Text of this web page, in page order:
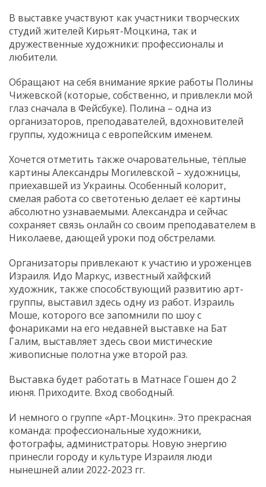
В выставке участвуют как участники творческих
студий жителей Кирьят-Моцкина, так и
дружественные художники: профессионалы и
любители.
Обращают на себя внимание яркие работы Полины
Чижевской (которые, собственно, и привлекли мой
глаз сначала в Фейсбуке). Полина – одна из
организаторов, преподавателей, вдохновителей
группы, художница с европейским именем.
Хочется отметить также очаровательные, тёплые
картины Александры Могилевской – художницы,
приехавшей из Украины. Особенный колорит,
смелая работа со светотенью делает её картины
абсолютно узнаваемыми. Александра и сейчас
сохраняет связь онлайн со своим преподавателем в
Николаеве, дающей уроки под обстрелами.
Организаторы привлекают к участию и уроженцев
Израиля. Идо Маркус, известный хайфский
художник, также способствующий развитию арт-
группы, выставил здесь одну из работ. Израиль
Моше, которого все запомнили по шоу с
фонариками на его недавней выставке на Бат
Галим, выставляет здесь свои мистические
живописные полотна уже второй раз.
Выставка будет работать в Матнасе Гошен до 2
июня. Приходите. Вход свободный.
И немного о группе «Арт-Моцкин». Это прекрасная
команда: профессиональные художники,
фотографы, администраторы. Новую энергию
принесли городу и культуре Израиля люди
нынешней алии 2022-2023 гг.